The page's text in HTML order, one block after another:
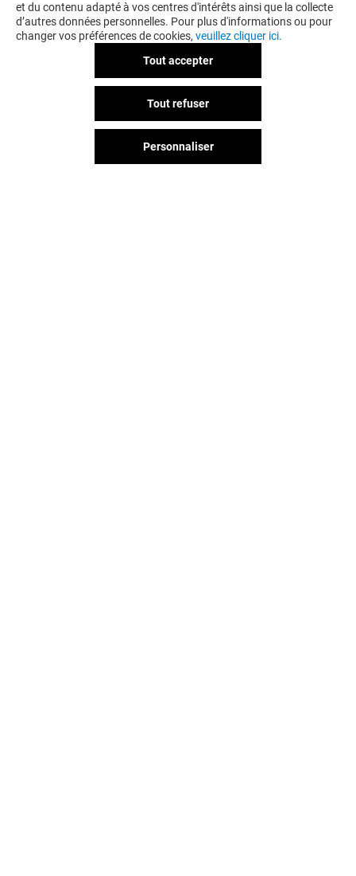
et du contenu adapté à vos centres d'intérêts ainsi que la collecte
d’autres données personnelles. Pour plus d'informations ou pour
changer vos préférences de cookies, veuillez cliquer ici.
Tout accepter
Tout refuser
Personnaliser